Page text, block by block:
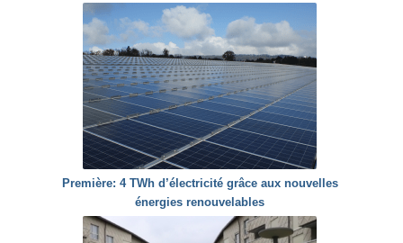
Première: 4 TWh d’électricité grâce aux nouvelles
énergies renouvelables